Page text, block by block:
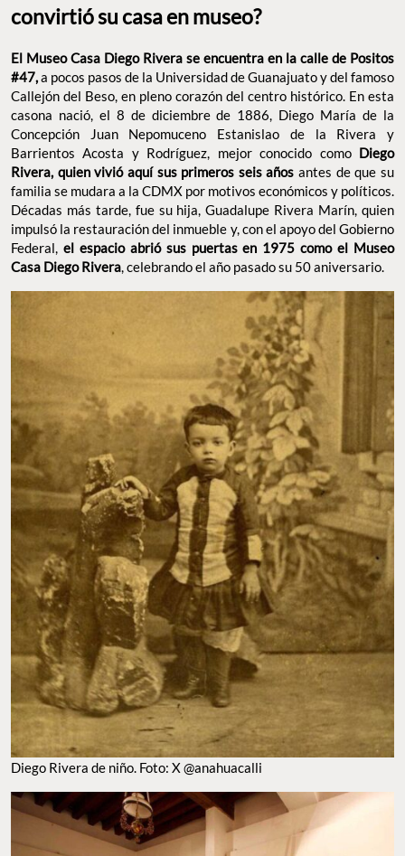
convirtió su casa en museo?
El Museo Casa Diego Rivera se encuentra en la calle de Positos
#47,a pocos pasos de la Universidad de Guanajuato y del famoso
Callejón del Beso, en pleno corazón del centro histórico. En esta
casona nació, el 8 de diciembre de 1886, Diego María de la
Concepción Juan Nepomuceno Estanislao de la Rivera y
Barrientos Acosta y Rodríguez, mejor conocido como Diego
Rivera, quien vivió aquí sus primeros seis años antes de que su
familia se mudara a la CDMX por motivos económicos y políticos.
Décadas más tarde, fue su hija, Guadalupe Rivera Marín, quien
impulsó la restauración del inmueble y, con el apoyo del Gobierno
Federal, el espacio abrió sus puertas en 1975 como el Museo
Casa Diego Rivera, celebrando el año pasado su 50 aniversario.
Diego Rivera de niño. Foto: X @anahuacalli